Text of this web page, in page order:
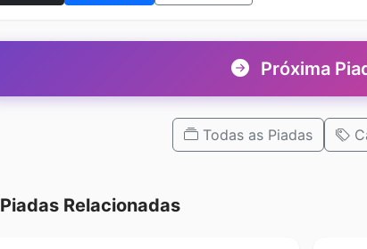
Próxima
Todas as Piadas
Piadas Relacionadas